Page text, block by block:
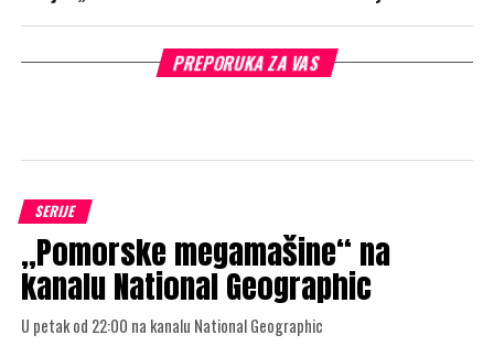
otkriva fascinantan svet
najmoćnijih lovaca u prirodi, istražujući njihove